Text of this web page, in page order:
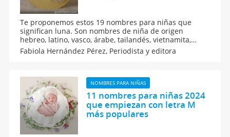
Te proponemos estos 19 nombres para niñas que
significan luna. Son nombres de niña de origen
hebreo, latino, vasco, árabe, tailandés, vietnamita,
quechua o griego unidos todos por un mismo
significado: luna. Sabemos que te encantarán y no
Fabiola Hernández Pérez, Periodista y editora
NOMBRES PARA NIÑAS
11 nombres para niñas 2024
que empiezan con letra M
más populares